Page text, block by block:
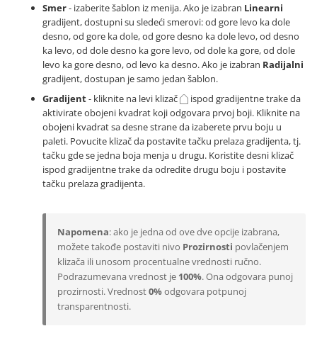
Smer- izaberite šablon iz menija. Ako je izabran Linearni
gradijent, dostupni su sledeći smerovi: od gore levo ka dole
desno, od gore ka dole, od gore desno ka dole levo, od desno
ka levo, od dole desno ka gore levo, od dole ka gore, od dole
levo ka gore desno, od levo ka desno. Ako je izabran Radijalni
gradijent, dostupan je samo jedan šablon.
Gradijent- kliknite na levi klizač
ispod gradijentne trake da
aktivirate obojeni kvadrat koji odgovara prvoj boji. Kliknite na
obojeni kvadrat sa desne strane da izaberete prvu boju u
paleti. Povucite klizač da postavite tačku prelaza gradijenta, tj.
tačku gde se jedna boja menja u drugu. Koristite desni klizač
ispod gradijentne trake da odredite drugu boju i postavite
tačku prelaza gradijenta.
Napomena: ako je jedna od ove dve opcije izabrana,
možete takođe postaviti nivo Prozirnosti povlačenjem
klizača ili unosom procentualne vrednosti ručno.
Podrazumevana vrednost je 100%. Ona odgovara punoj
prozirnosti. Vrednost0%odgovara potpunoj
transparentnosti.